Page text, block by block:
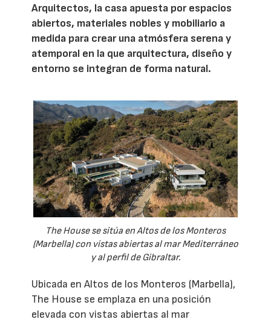
Arquitectos, la casa apuesta por espacios
abiertos, materiales nobles y mobiliario a
medida para crear una atmósfera serena y
atemporal en la que arquitectura, diseño y
entorno se integran de forma natural.
The House se sitúa en Altos de los Monteros
(Marbella) con vistas abiertas al mar Mediterráneo
y al perfil de Gibraltar.
Ubicada en Altos de los Monteros (Marbella),
The House se emplaza en una posición
elevada con vistas abiertas al mar